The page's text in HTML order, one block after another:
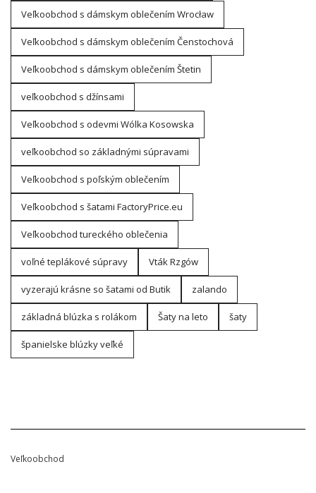
Veľkoobchod s dámskym oblečením Wrocław
Veľkoobchod s dámskym oblečením Čenstochová
Veľkoobchod s dámskym oblečením Štetin
veľkoobchod s džínsami
Veľkoobchod s odevmi Wólka Kosowska
veľkoobchod so základnými súpravami
Veľkoobchod s poľským oblečením
Veľkoobchod s šatami FactoryPrice.eu
Veľkoobchod tureckého oblečenia
voľné teplákové súpravy Vták Rzgów
vyzerajú krásne so šatami od Butik zalando
základná blúzka s rolákom Šaty na leto šaty
španielske blúzky veľké
Veľkoobchod